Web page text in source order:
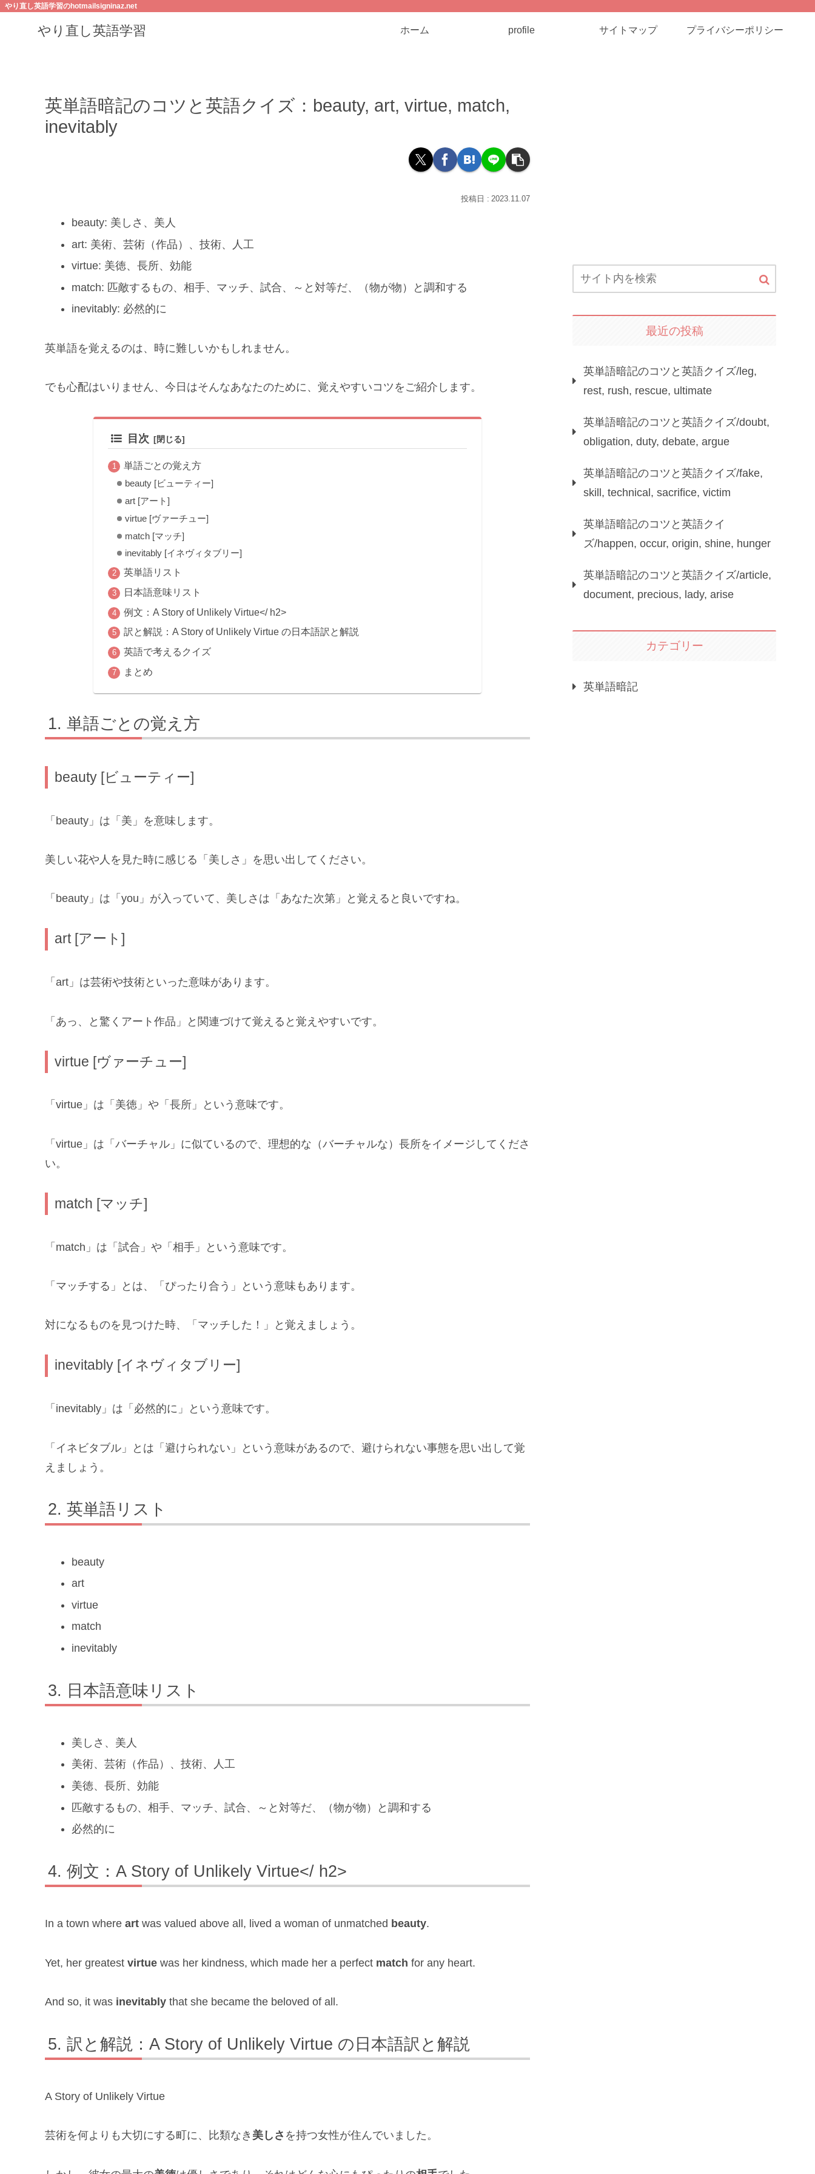
やり直し英語学習のhotmailsigninaz.net
やり直し英語学習 ホーム profile サイトマップ プライバシーポリシー
英単語暗記のコツと英語クイズ：beauty, art, virtue, match,
inevitably
2023.11.07
beauty: 美しさ、美人
art: 美術、芸術（作品）、技術、人工
virtue: 美徳、長所、効能
match: 匹敵するもの、相手、マッチ、試合、～と対等だ、（物が物）と調和する
inevitably: 必然的に
英単語を覚えるのは、時に難しいかもしれません。
でも心配はいりません、今日はそんなあなたのために、覚えやすいコツをご紹介します。
目次
単語ごとの覚え方
beauty [ビューティー]
art [アート]
virtue [ヴァーチュー]
match [マッチ]
inevitably [イネヴィタブリー]
英単語リスト
日本語意味リスト
例文：A Story of Unlikely Virtue</ h2>
訳と解説：A Story of Unlikely Virtue の日本語訳と解説
英語で考えるクイズ
まとめ
単語ごとの覚え方
beauty [ビューティー]
「beauty」は「美」を意味します。
美しい花や人を見た時に感じる「美しさ」を思い出してください。
「beauty」は「you」が入っていて、美しさは「あなた次第」と覚えると良いですね。
art [アート]
「art」は芸術や技術といった意味があります。
「あっ、と驚くアート作品」と関連づけて覚えると覚えやすいです。
virtue [ヴァーチュー]
「virtue」は「美徳」や「長所」という意味です。
「virtue」は「バーチャル」に似ているので、理想的な（バーチャルな）長所をイメージしてくださ
い。
match [マッチ]
「match」は「試合」や「相手」という意味です。
「マッチする」とは、「ぴったり合う」という意味もあります。
対になるものを見つけた時、「マッチした！」と覚えましょう。
inevitably [イネヴィタブリー]
「inevitably」は「必然的に」という意味です。
「イネビタブル」とは「避けられない」という意味があるので、避けられない事態を思い出して覚
えましょう。
英単語リスト
beauty
art
virtue
match
inevitably
日本語意味リスト
美しさ、美人
美術、芸術（作品）、技術、人工
美徳、長所、効能
匹敵するもの、相手、マッチ、試合、～と対等だ、（物が物）と調和する
必然的に
例文：A Story of Unlikely Virtue</ h2>
In a town where art was valued above all, lived a woman of unmatched beauty.
Yet, her greatest virtue was her kindness, which made her a perfect match for any heart.
And so, it was inevitably that she became the beloved of all.
訳と解説：A Story of Unlikely Virtue の日本語訳と解説
A Story of Unlikely Virtue
芸術を何よりも大切にする町に、比類なき 美しさ を持つ女性が住んでいました。
最近の投稿
英単語暗記のコツと英語クイズ/leg,
rest, rush, rescue, ultimate
英単語暗記のコツと英語クイズ/doubt,
obligation, duty, debate, argue
英単語暗記のコツと英語クイズ/fake,
skill, technical, sacrifice, victim
英単語暗記のコツと英語クイ
ズ/happen, occur, origin, shine, hunger
英単語暗記のコツと英語クイズ/article,
document, precious, lady, arise
カテゴリー
英単語暗記